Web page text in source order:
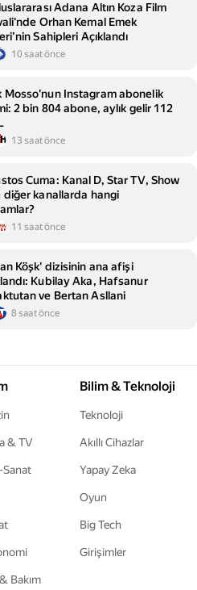
Adana Altın Koza Film
Orhan Kemal Emek
Sahipleri Açıklandı
10 saat önce
Mosso'nun Instagram abonelik
2 bin 804 abone, aylık gelir 112
13 saat önce
Cuma: Kanal D, Star TV, Show
diğer kanallarda hangi
11 saat önce
Köşk' dizisinin ana afişi
Kubilay Aka, Hafsanur
ve Bertan Asllani
8 saat önce
& TV
Bakım
Bilim & Teknoloji
Teknoloji
Akıllı Cihazlar
Yapay Zeka
Oyun
Big Tech
Girişimler